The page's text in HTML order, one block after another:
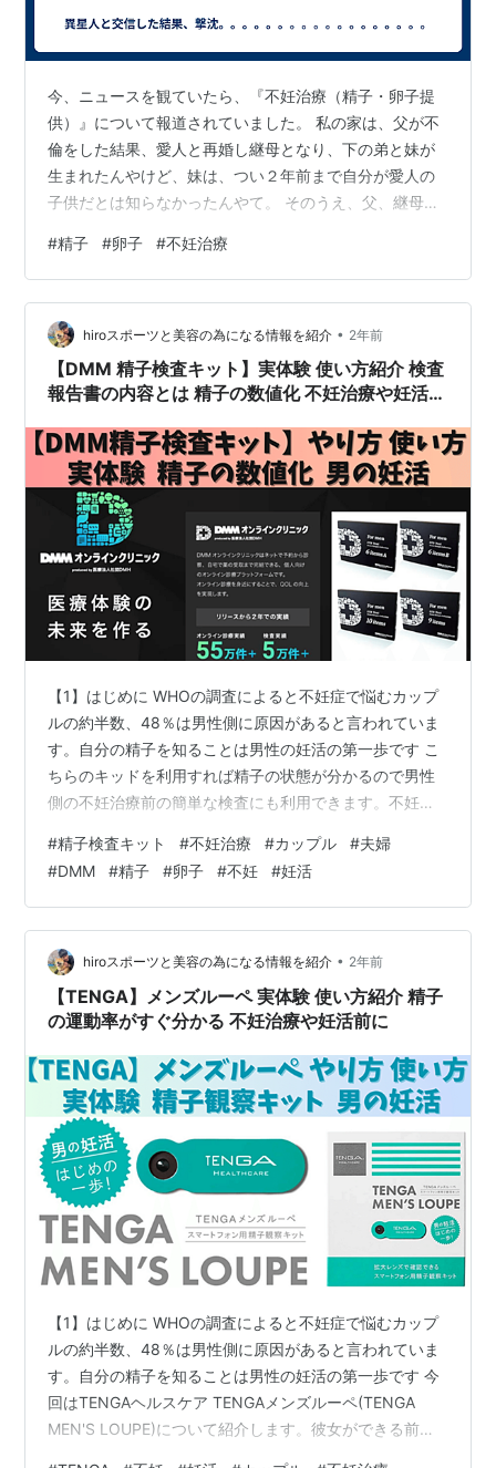
今、ニュースを観ていたら、『不妊治療（精子・卵子提
供）』について報道されていました。 私の家は、父が不
倫をした結果、愛人と再婚し継母となり、下の弟と妹が
生まれたんやけど、妹は、つい２年前まで自分が愛人の
子供だとは知らなかったんやて。 そのうえ、父、継母、
い続けていたんやて。 私は、この家のせいで10代の頃、
いじめられたりしていたり、『家はお金がない』と言
い、継母は、ろくに私に文房具や洋服も買ってくれなか
ったし、食事も父が仕事で家にいない日は、『どこの貧
乏人だよ（怒）』と思うような白いご飯をウィンナーで
醤油で炒めただけのくそみたいな食事を出され…
#精子 #卵子 #不妊治療
hiroスポーツと美容の為になる情報を紹介 • 2年前
【DMM 精子検査キット】実体験 使い方紹介 検査
報告書の内容とは 精子の数値化 不妊治療や妊活前
【1】はじめに WHOの調査によると不妊症で悩むカップ
ルの約半数、48％は男性側に原因があると言われていま
す。自分の精子を知ることは男性の妊活の第一歩です こ
ちらのキッドを利用すれば精子の状態が分かるので男性
側の不妊治療前の簡単な検査にも利用できます。不妊治
人に1人程度とされています。また男性の100人に1人が無
精子症といわれています。男性側も早い段階で検査をす
ることが大切です。今回はDMMオンラインクリニック 精
子検査キットについて紹介します。彼女ができる前に、
結婚する前に、今から妊活する前に自分のカラダを知る
第一歩として是非お試し下さい…
#精子検査キット #不妊治療 #カップル #夫婦
#DMM #精子 #卵子 #不妊 #妊活
hiroスポーツと美容の為になる情報を紹介 • 2年前
【TENGA】メンズルーペ 実体験 使い方紹介 精子
の運動率がすぐ分かる 不妊治療や妊活前に
【1】はじめに WHOの調査によると不妊症で悩むカップ
ルの約半数、48％は男性側に原因があると言われていま
す。自分の精子を知ることは男性の妊活の第一歩です 今
回はTENGAヘルスケア TENGAメンズルーペ(TENGA
MEN'S LOUPE)について紹介します。彼女ができる前